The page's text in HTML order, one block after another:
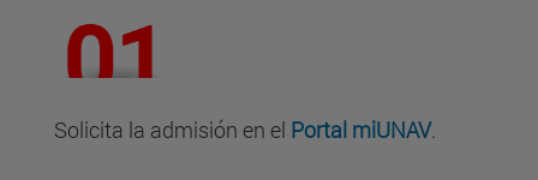
Solicita la admisión en el Portal miUNAV.